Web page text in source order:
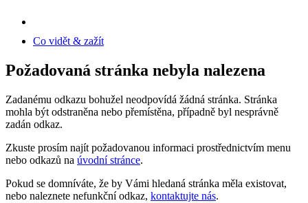
Co vidět & zažít
Požadovaná stránka nebyla nalezena
Zadanému odkazu bohužel neodpovídá žádná stránka. Stránka
mohla být odstraněna nebo přemístěna, případně byl nesprávně
zadán odkaz.
Zkuste prosím najít požadovanou informaci prostřednictvím menu
nebo odkazů na úvodní stránce.
Pokud se domníváte, že by Vámi hledaná stránka měla existovat,
nebo naleznete nefunkční odkaz, kontaktujte nás.